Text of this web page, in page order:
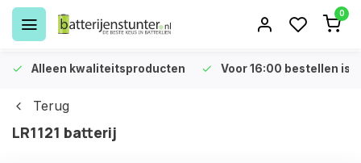
0
Alleen kwaliteitsproducten Voor 16:00 bestellen is
Terug
LR1121 batterij